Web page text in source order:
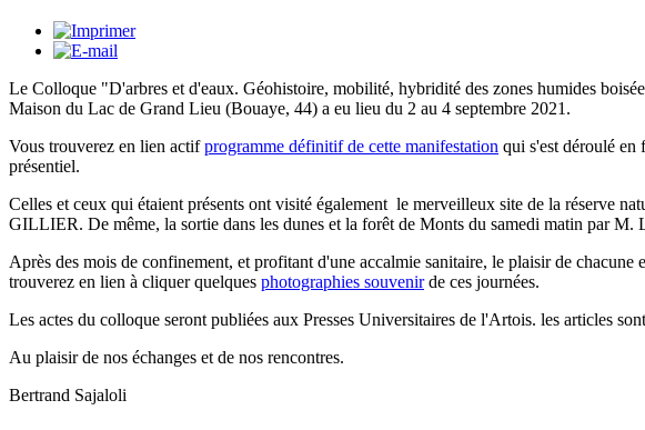
Le Colloque "D'arbres et d'eaux. Géohistoire, mobilité, hybridité des zones humides
Maison du Lac de Grand Lieu (Bouaye, 44) a eu lieu du 2 au 4 septembre 2021.
Vous trouverez en lien actifprogramme définitif de cette manifestation qui s'est déroulé en
présentiel.
Celles et ceux qui étaient présents ont visité également le merveilleux site de la réserve
GILLIER. De même, la sortie dans les dunes et la forêt de Monts du samedi matin par
Après des mois de confinement, et profitant d'une accalmie sanitaire, le plaisir de
trouverez en lien à cliquer quelques photographies souvenirde ces journées.
Les actes du colloque seront publiées aux Presses Universitaires de l'Artois. les articles
Au plaisir de nos échanges et de nos rencontres.
Bertrand Sajaloli